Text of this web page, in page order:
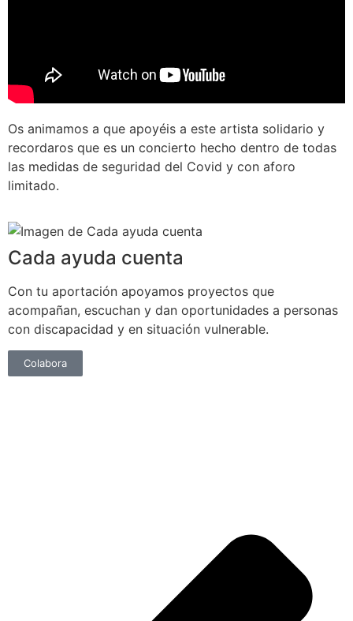
Os animamos a que apoyéis a este artista solidario y
recordaros que es un concierto hecho dentro de todas
las medidas de seguridad del Covid y con aforo
limitado.
Cada ayuda cuenta
Con tu aportación apoyamos proyectos que
acompañan, escuchan y dan oportunidades a personas
con discapacidad y en situación vulnerable.
Colabora